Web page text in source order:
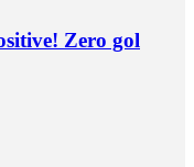
Zero gol